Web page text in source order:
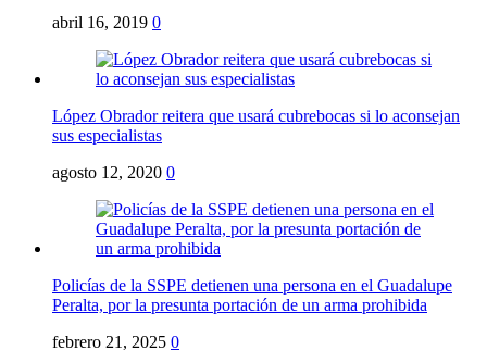
abril 16, 2019 0
López Obrador reitera que usará cubrebocas si lo aconsejan
sus especialistas
agosto 12, 2020 0
Policías de la SSPE detienen una persona en el Guadalupe
Peralta, por la presunta portación de un arma prohibida
febrero 21, 2025 0